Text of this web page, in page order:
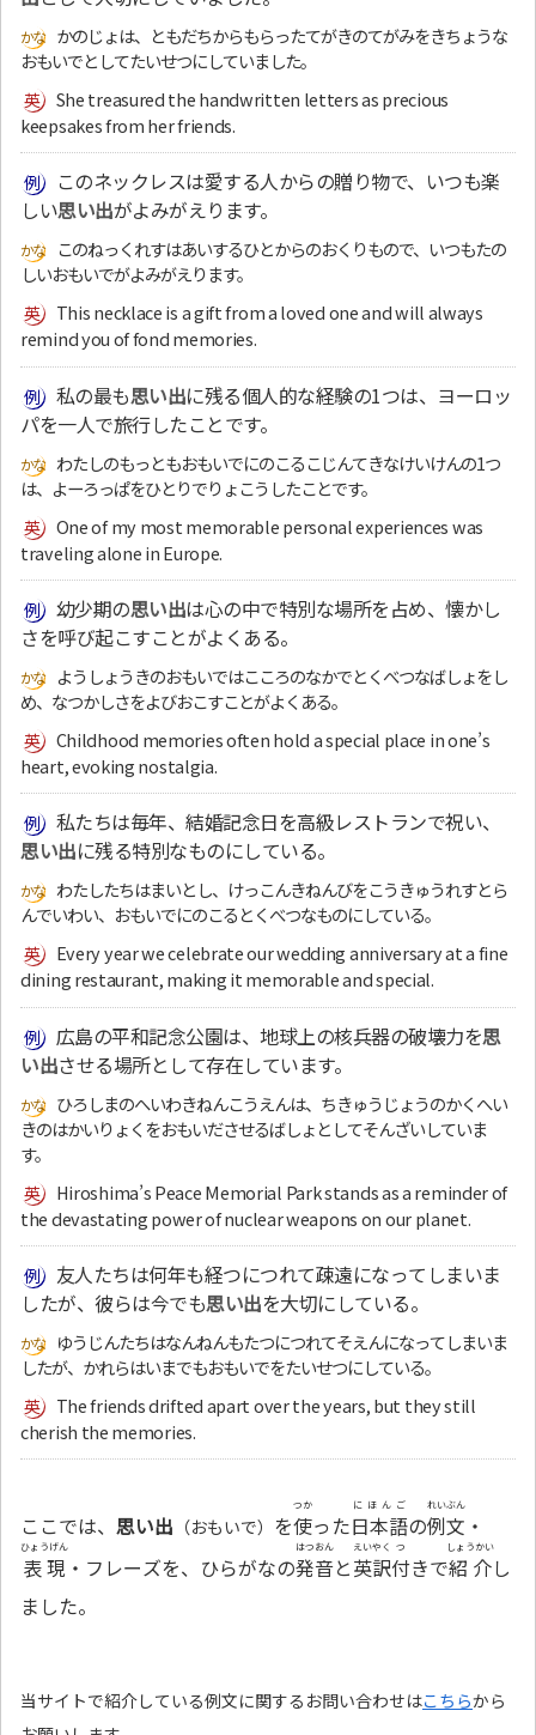
かのじょは、ともだちからもらったてがきのてがみをきちょうな
おもいでとしてたいせつにしていました。
She treasured the handwritten letters as precious
keepsakes from her friends.
このネックレスは愛する人からの贈り物で、いつも楽
しい思い出がよみがえります。
このねっくれすはあいするひとからのおくりもので、いつもたの
しいおもいでがよみがえります。
This necklace is a gift from a loved one and will always
remind you of fond memories.
私の最も思い出に残る個人的な経験の1つは、ヨーロッ
パを一人で旅行したことです。
わたしのもっともおもいでにのこるこじんてきなけいけんの1つ
は、よーろっぱをひとりでりょこうしたことです。
One of my most memorable personal experiences was
traveling alone in Europe.
幼少期の思い出は心の中で特別な場所を占め、懐かし
さを呼び起こすことがよくある。
ようしょうきのおもいではこころのなかでとくべつなばしょをし
め、なつかしさをよびおこすことがよくある。
Childhood memories often hold a special place in one’s
heart, evoking nostalgia.
私たちは毎年、結婚記念日を高級レストランで祝い、
思い出に残る特別なものにしている。
わたしたちはまいとし、けっこんきねんびをこうきゅうれすとら
んでいわい、おもいでにのこるとくべつなものにしている。
Every year we celebrate our wedding anniversary at a fine
dining restaurant, making it memorable and special.
広島の平和記念公園は、地球上の核兵器の破壊力を思
い出させる場所として存在しています。
ひろしまのへいわきねんこうえんは、ちきゅうじょうのかくへい
きのはかいりょくをおもいださせるばしょとしてそんざいしていま
す。
Hiroshima’s Peace Memorial Park stands as a reminder of
the devastating power of nuclear weapons on our planet.
友人たちは何年も経つにつれて疎遠になってしまいま
したが、彼らは今でも思い出を大切にしている。
ゆうじんたちはなんねんもたつにつれてそえんになってしまいま
したが、かれらはいまでもおもいでをたいせつにしている。
The friends drifted apart over the years, but they still
cherish the memories.
ここでは、 思い出 （おもいで） を使
つか
った日本語
にほんご
の例文
れいぶん
・
表現
ひょうげん
・フレーズを、ひらがなの発音
はつおん
と英訳
えいやく
付
つ
きで紹介
しょうかい
し
ました。
当サイトで紹介している例文に関するお問い合わせはこちらから